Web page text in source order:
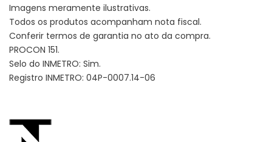
Imagens meramente ilustrativas.
Todos os produtos acompanham nota fiscal.
Conferir termos de garantia no ato da compra.
PROCON 151.
Selo do INMETRO: Sim.
Registro INMETRO: 04P-0007.14-06